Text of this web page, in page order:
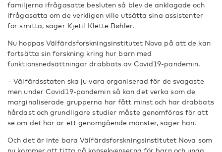
familjerna ifrågasatte besluten så blev de anklagade och
ifrågasatta om de verkligen ville utsätta sina assistenter
för smitta, säger Kjetil Klette Bøhler.
Nu hoppas Välfärdsforskningsinstitutet Nova på att de kan
fortsätta sin forskning kring hur barn med
funktionsnedsättningar drabbats av Covid19-pandemin.
– Välfärdsstaten ska ju vara organiserad för de svagaste
men under Covid19-pandemin så kan det verka som de
marginaliserade grupperna har fått minst och har drabbats
hårdast och grundligare studier måste genomföras för att
se om det här är ett genomgående mönster, säger han.
Och det är inte bara Välfärdsforskningsinstitutet Nova som
nu kommer att titta på konsekvenserna för barn och unga